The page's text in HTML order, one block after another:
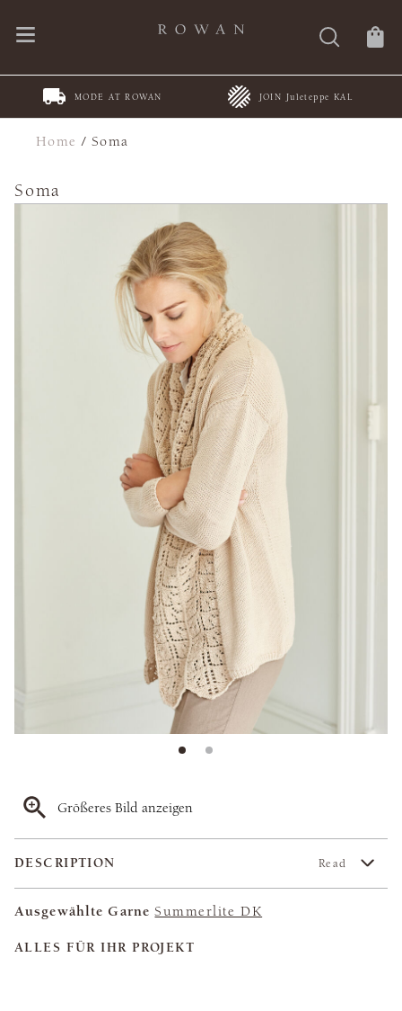
MODE AT ROWAN JOIN Juleteppe KAL
Home /Soma
Soma
Größeres Bild anzeigen
DESCRIPTION Read
Ausgewählte Garne Summerlite DK
ALLES FÜR IHR PROJEKT